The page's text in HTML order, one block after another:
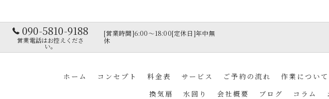
090-5810-9188
営業電話はお控えくださ
い。
[営業時間]6:00～18:00[定休日]年中無
休
ホーム コンセプト 料金表 サービス ご予約の流れ 作業につい
換気扇
水回り 会社概要 ブログ コラム